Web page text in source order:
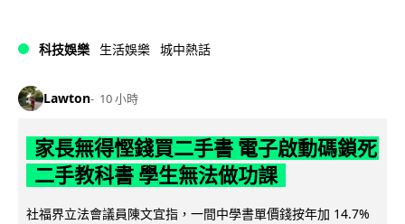
科技娛樂 生活娛樂 城中熱話
Lawton 10 小時
家長無得慳錢買二手書 電子啟動碼鎖死
二手教科書 學生無法做功課
社福界立法會議員陳文宜指，一間中學書單價錢按年加 14.7%